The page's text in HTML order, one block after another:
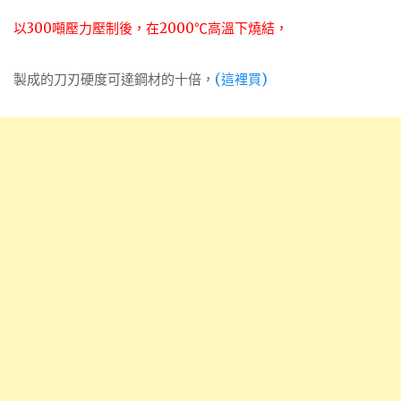
以300噸壓力壓制後，在2000℃高溫下燒結，
製成的刀刃硬度可達鋼材的十倍， (這裡買)